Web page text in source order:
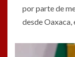
por parte de
desde Oaxaca,